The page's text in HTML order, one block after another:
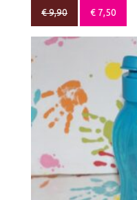
€9,90 € 7,50